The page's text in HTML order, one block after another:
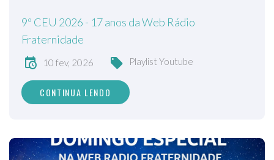
9º CEU 2026 - 17 anos da Web Rádio
Fraternidade
10 fev, 2026 Playlist Youtube
CONTINUA LENDO